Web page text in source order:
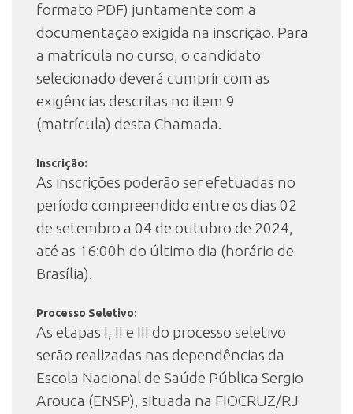
formato PDF) juntamente com a
documentação exigida na inscrição. Para
a matrícula no curso, o candidato
selecionado deverá cumprir com as
exigências descritas no item 9
(matrícula) desta Chamada.
Inscrição:
As inscrições poderão ser efetuadas no
período compreendido entre os dias 02
de setembro a 04 de outubro de 2024,
até as 16:00h do último dia (horário de
Brasília).
Processo Seletivo:
As etapas I, II e III do processo seletivo
serão realizadas nas dependências da
Escola Nacional de Saúde Pública Sergio
Arouca (ENSP), situada na FIOCRUZ/RJ